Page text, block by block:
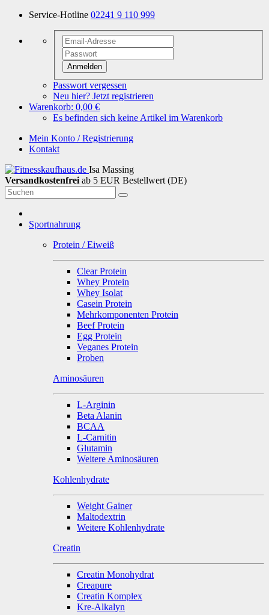
Service-Hotline 02241 9 110 999
Anmelden
Passwort vergessen
Neu hier? Jetzt registrieren
Warenkorb: 0,00 €
Es befinden sich keine Artikel im Warenkorb
Mein Konto / Registrierung
Kontakt
Isa Massing
Versandkostenfrei ab 5 EUR Bestellwert (DE)
Sportnahrung
Protein / Eiweiß
Clear Protein
Whey Protein
Whey Isolat
Casein Protein
Mehrkomponenten Protein
Beef Protein
Egg Protein
Veganes Protein
Proben
Aminosäuren
L-Arginin
Beta Alanin
BCAA
L-Carnitin
Glutamin
Weitere Aminosäuren
Kohlenhydrate
Weight Gainer
Maltodextrin
Weitere Kohlenhydrate
Creatin
Creatin Monohydrat
Creapure
Creatin Komplex
Kre-Alkalyn